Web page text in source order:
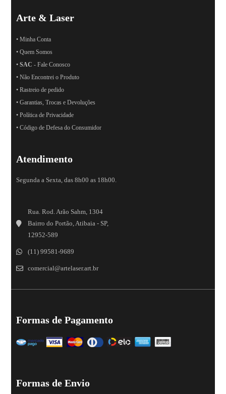
Arte & Laser
• Minha Conta
• Quem Somos
•SAC - Fale Conosco
• Não Encontrei o Produto
• Rastreio de pedido
• Garantias, Trocas e Devoluções
• Política de Privacidade
• Código de Defesa do Consumidor
Atendimento
Segunda a Sexta, das 8h00 as 18h00.
Rua. Rod. Arão Sahm, 1304
Bairro do Portão, Atibaia - SP,
12952-589
(11) 99581-9689
comercial@artelaser.art.br
Formas de Pagamento
Formas de Envio